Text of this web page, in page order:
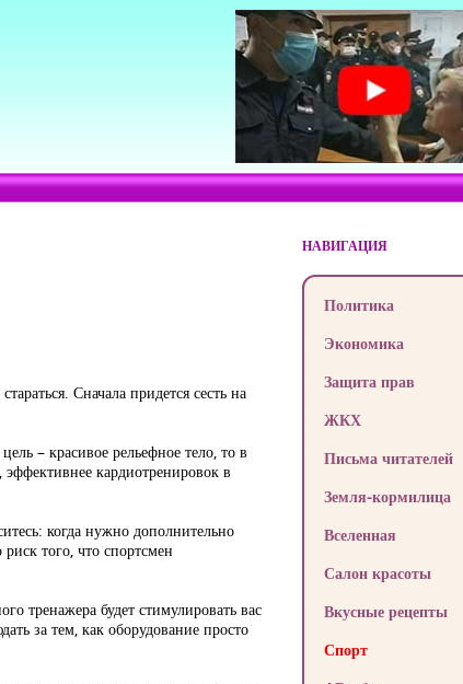
Сначала придется сесть на
– красивое рельефное тело, то в
кардиотренировок в
когда нужно дополнительно
того, что спортсмен
тренажера будет стимулировать вас
за тем, как оборудование просто
НАВИГАЦИЯ
Политика
Экономика
Защита прав
ЖКХ
Письма читателей
Земля-кормилица
Вселенная
Салон красоты
Вкусные рецепты
Спорт